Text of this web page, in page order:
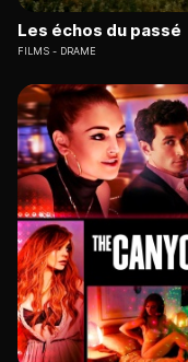
Les échos du passé
FILMS DRAME